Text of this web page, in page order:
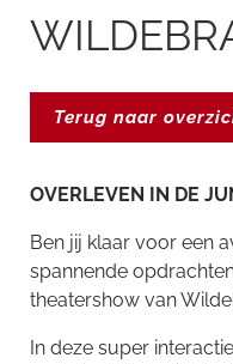
Terug naar
OVERLEVEN IN DE
Ben jij klaar voor een
spannende
theatershow van
In deze super